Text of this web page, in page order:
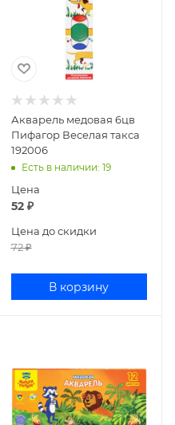
Акварель медовая 6цв
Пифагор Веселая такса
192006
Есть в наличии: 19
Цена
52₽
Цена до скидки
72₽
В корзину